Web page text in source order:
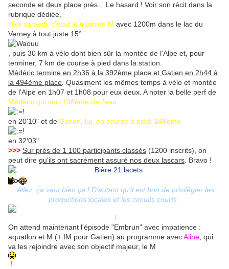
seconde et deux place près... Le hasard ! Voir son récit dans la
rubrique dédiée.
Hier samedi, c'était le triathlon M avec 1200m dans le lac du
Verney à tout juste 15°
, puis 30 km à vélo dont bien sûr la montée de l'Alpe et, pour
terminer, 7 km de course à pied dans la station.
Médéric termine en 2h36 à la 392ème place et Gatien en 2h44 à
la 494ème place . Quasiment les mêmes temps à vélo et montée
de l'Alpe en 1h07 et 1h08 pour eux deux. A noter la belle perf de
Médéric qui sort 196ème de l'eau
en 20'10" et de Gatien, lui, en course à pied, 249ème
en 32'03".
>>> Sur près de 1 100 participants classés (1200 inscrits), on
peut dire qu'ils ont sacrément assuré nos deux lascars . Bravo !
Allez, ça vaut bien ça ! D'autant qu'il est bon de privilégier les
productions locales et les circuits courts
!
On attend maintenant l'épisode "Embrun" avec impatience :
aquatlon et M (+ IM pour Gatien) au programme avecAline , qui
va les rejoindre avec son objectif majeur, le M
!